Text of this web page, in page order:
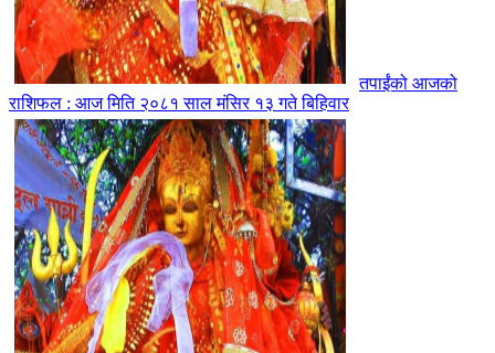
तपाईंको आजको
राशिफल : आज मिति २०८१ साल मंसिर १३ गते बिहिवार